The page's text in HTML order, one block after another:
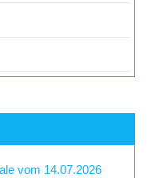
vom 14.07.2026